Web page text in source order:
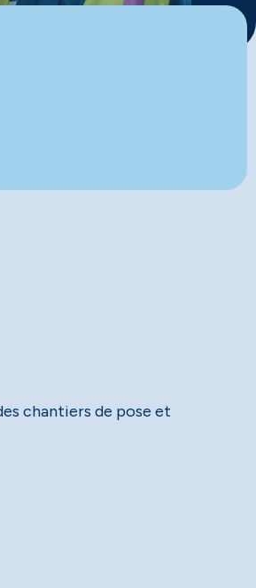
chantiers de pose et